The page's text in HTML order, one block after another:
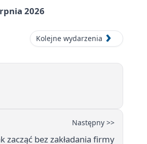
2026
Kolejne wydarzenia
Następny >>
zacząć bez zakładania firmy